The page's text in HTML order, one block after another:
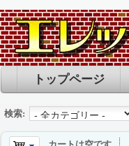
トップページ
検索: